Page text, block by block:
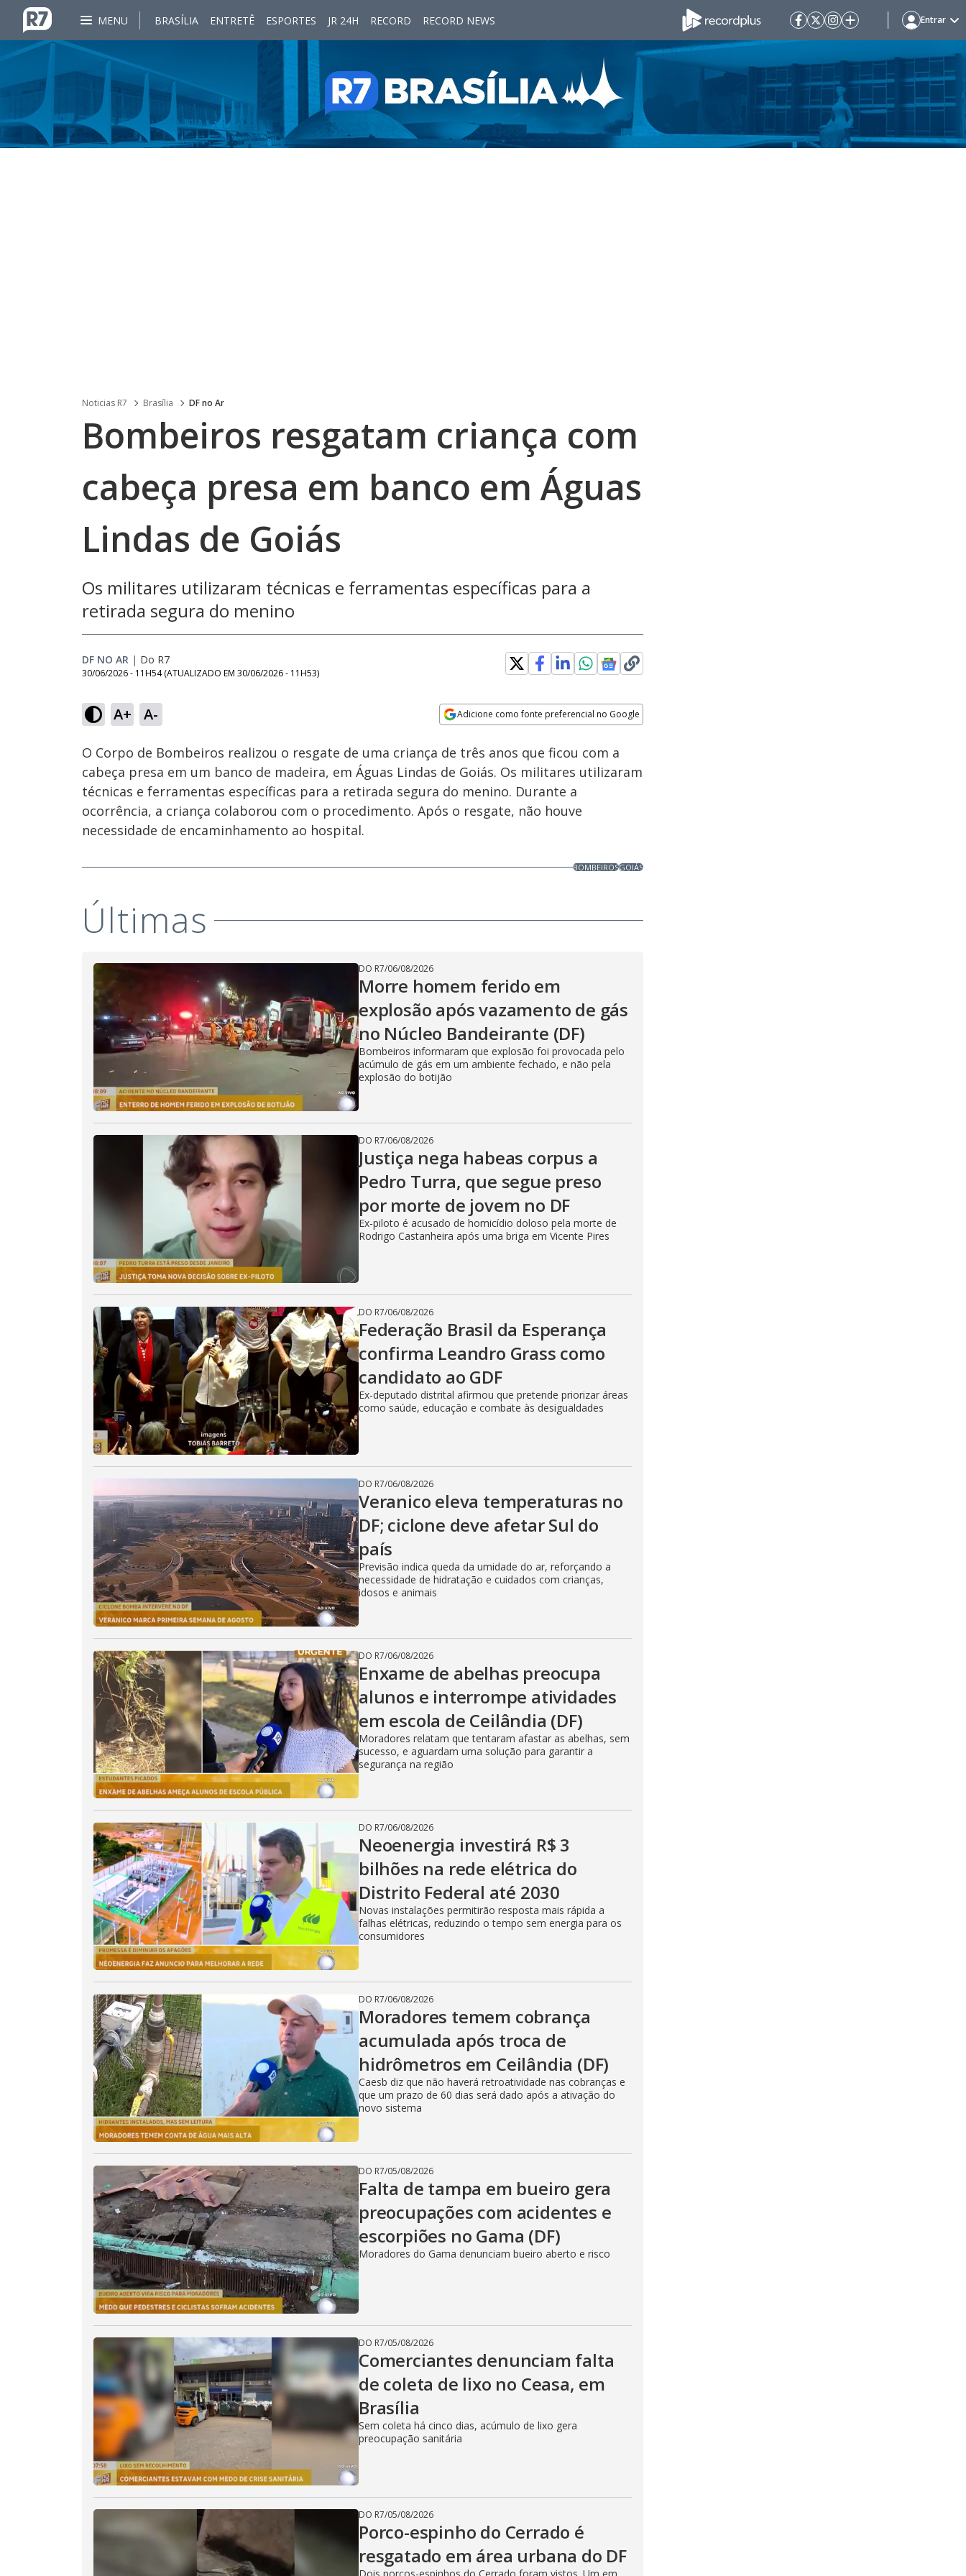
MENU BRASÍLIA ENTRETÊ ESPORTES JR 24H RECORD RECORD NEWS Entrar
Noticias R7 Brasília DF no Ar
Bombeiros resgatam criança com
cabeça presa em banco em Águas
Lindas de Goiás
Os militares utilizaram técnicas e ferramentas específicas para a
retirada segura do menino
DF NO AR | Do R7
30/06/2026 - 11H54 (ATUALIZADO EM 30/06/2026 - 11H53)
A+ A- Adicione como fonte preferencial no Google
Ativar
Som
Velocidade
O Corpo de Bombeiros realizou o resgate de uma criança de três anos que ficou com a
cabeça presa em um banco de madeira, em Águas Lindas de Goiás. Os militares utilizaram
técnicas e ferramentas específicas para a retirada segura do menino. Durante a
ocorrência, a criança colaborou com o procedimento. Após o resgate, não houve
necessidade de encaminhamento ao hospital.
BOMBEIROSGOIÁS
Últimas
DO R7/06/08/2026
Morre homem ferido em
explosão após vazamento de gás
no Núcleo Bandeirante (DF)
Bombeiros informaram que explosão foi provocada pelo
acúmulo de gás em um ambiente fechado, e não pela
explosão do botijão
DO R7/06/08/2026
Justiça nega habeas corpus a
Pedro Turra, que segue preso
por morte de jovem no DF
Ex-piloto é acusado de homicídio doloso pela morte de
Rodrigo Castanheira após uma briga em Vicente Pires
DO R7/06/08/2026
Federação Brasil da Esperança
confirma Leandro Grass como
candidato ao GDF
Ex-deputado distrital afirmou que pretende priorizar áreas
como saúde, educação e combate às desigualdades
DO R7/06/08/2026
Veranico eleva temperaturas no
DF; ciclone deve afetar Sul do
país
Previsão indica queda da umidade do ar, reforçando a
necessidade de hidratação e cuidados com crianças,
idosos e animais
DO R7/06/08/2026
Enxame de abelhas preocupa
alunos e interrompe atividades
em escola de Ceilândia (DF)
Moradores relatam que tentaram afastar as abelhas, sem
sucesso, e aguardam uma solução para garantir a
segurança na região
DO R7/06/08/2026
Neoenergia investirá R$ 3
bilhões na rede elétrica do
Distrito Federal até 2030
Novas instalações permitirão resposta mais rápida a
falhas elétricas, reduzindo o tempo sem energia para os
consumidores
DO R7/06/08/2026
Moradores temem cobrança
acumulada após troca de
hidrômetros em Ceilândia (DF)
Caesb diz que não haverá retroatividade nas cobranças e
que um prazo de 60 dias será dado após a ativação do
novo sistema
DO R7/05/08/2026
Falta de tampa em bueiro gera
preocupações com acidentes e
escorpiões no Gama (DF)
Moradores do Gama denunciam bueiro aberto e risco
DO R7/05/08/2026
Comerciantes denunciam falta
de coleta de lixo no Ceasa, em
Brasília
Sem coleta há cinco dias, acúmulo de lixo gera
preocupação sanitária
DO R7/05/08/2026
Porco-espinho do Cerrado é
resgatado em área urbana do DF